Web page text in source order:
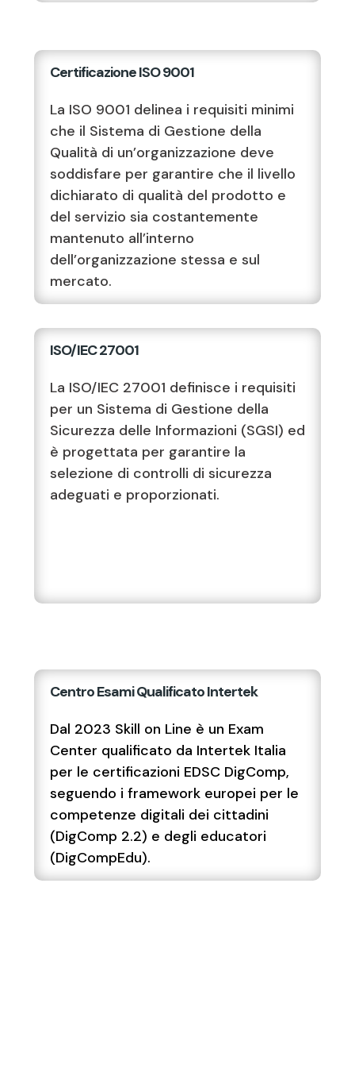
Certificazione ISO 9001
La ISO 9001 delinea i requisiti minimi
che il Sistema di Gestione della
Qualità di un’organizzazione deve
soddisfare per garantire che il livello
dichiarato di qualità del prodotto e
del servizio sia costantemente
mantenuto all’interno
dell’organizzazione stessa e sul
mercato.
ISO/IEC 27001
La ISO/IEC 27001 definisce i requisiti
per un Sistema di Gestione della
Sicurezza delle Informazioni (SGSI) ed
è progettata per garantire la
selezione di controlli di sicurezza
adeguati e proporzionati.
Centro Esami Qualificato Intertek
Dal 2023 Skill on Line è un Exam
Center qualificato da Intertek Italia
per le certificazioni EDSC DigComp,
seguendo i framework europei per le
competenze digitali dei cittadini
(DigComp 2.2) e degli educatori
(DigCompEdu).